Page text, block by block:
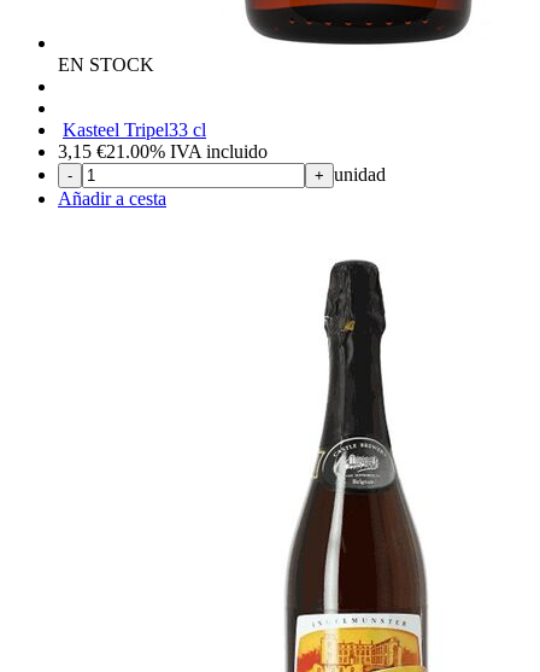
EN STOCK
Kasteel Tripel33 cl
3,15 €21.00% IVA incluido
- + unidad
Añadir a cesta